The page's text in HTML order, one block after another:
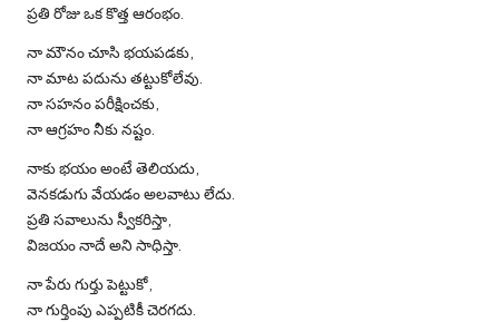
ప్రతి రోజు ఒక కొత్త ఆరంభం.
నా మౌనం చూసి భయపడకు,
నా మాట పదును తట్టుకోలేవు.
నా సహనం పరీక్షించకు,
నా ఆగ్రహం నీకు నష్టం.
నాకు భయం అంటే తెలియదు,
వెనకడుగు వేయడం అలవాటు లేదు.
ప్రతి సవాలును స్వీకరిస్తా,
విజయం నాదే అని సాధిస్తా.
నా పేరు గుర్తు పెట్టుకో,
నా గుర్తింపు ఎప్పటికీ చెరగదు.